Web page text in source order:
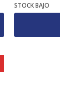
STOCK BAJO